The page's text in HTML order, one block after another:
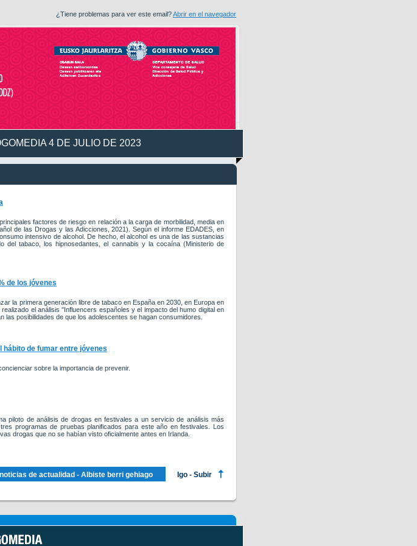
¿Tiene problemas para ver este email?Abrir en el navegador
4 DE JULIO DE 2023
factores de riesgo en relación a la carga de morbilidad, media en
de las Drogas y las Adicciones, 2021). Según el informe EDADES, en
intensivo de alcohol. De hecho, el alcohol es una de las sustancias
del tabaco, los hipnosedantes, el cannabis y la cocaína (Ministerio de
de los jóvenes
la primera generación libre de tabaco en España en 2030, en Europa en
el análisis ''Influencers españoles y el impacto del humo digital en
posibilidades de que los adolescentes se hagan consumidores.
hábito de fumar entre jóvenes
sobre la importancia de prevenir.
piloto de análisis de drogas en festivales a un servicio de análisis más
programas de pruebas planificados para este año en festivales. Los
drogas que no se habían visto oficialmente antes en Irlanda.
de actualidad - Albiste berri gehiago Igo - Subir